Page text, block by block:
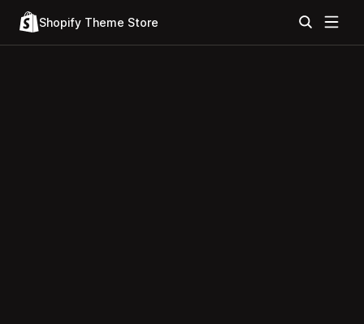
Shopify Theme Store